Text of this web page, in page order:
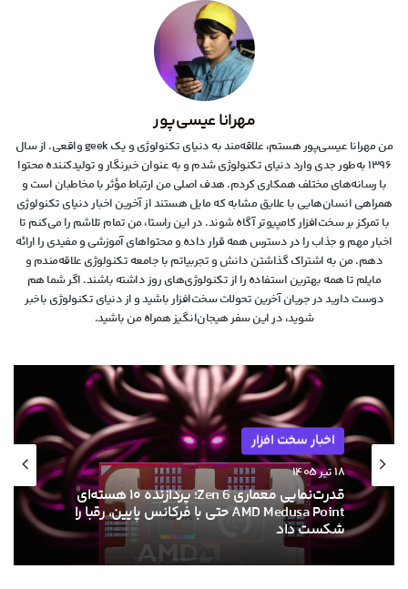
مهرانا عیسی‌پور
من مهرانا عیسی‌پور هستم، علاقه‌مند به دنیای تکنولوژی و یک geek واقعی. از سال
۱۳۹۶ به‌طور جدی وارد دنیای تکنولوژی شدم و به عنوان خبرنگار و تولیدکننده محتوا
با رسانه‌های مختلف همکاری کردم. هدف اصلی من ارتباط مؤثر با مخاطبان است و
همراهی انسان‌هایی با علایق مشابه که مایل هستند از آخرین اخبار دنیای تکنولوژی
با تمرکز بر سخت‌افزار کامپیوتر آگاه شوند. در این راستا، من تمام تلاشم را می‌کنم تا
اخبار مهم و جذاب را در دسترس همه قرار داده و محتواهای آموزشی و مفیدی را ارائه
دهم. من به اشتراک گذاشتن دانش و تجربیاتم با جامعه تکنولوژی علاقه‌مندم و
مایلم تا همه بهترین استفاده را از تکنولوژی‌های روز داشته باشند. اگر شما هم
دوست دارید در جریان آخرین تحولات سخت‌افزار باشید و از دنیای تکنولوژی‌ باخبر
شوید، در این سفر هیجان‌انگیز همراه من باشید.
اخبار سخت افزار
۱۸ تیر ۱۴۰۵
قدرت‌نمایی معماری Zen 6؛ پردازنده ۱۰ هسته‌ای
AMD Medusa Point حتی با فرکانس پایین، رقبا را
شکست داد